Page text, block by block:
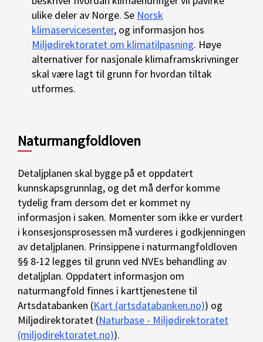
ulike deler av Norge. Se Norsk
klimaservicesenter, og informasjon hos
Miljødirektoratet om klimatilpasning. Høye
alternativer for nasjonale klimaframskrivninger
skal være lagt til grunn for hvordan tiltak
utformes.
Naturmangfoldloven
Detaljplanen skal bygge på et oppdatert
kunnskapsgrunnlag, og det må derfor komme
tydelig fram dersom det er kommet ny
informasjon i saken. Momenter som ikke er vurdert
i konsesjonsprosessen må vurderes i godkjenningen
av detaljplanen. Prinsippene i naturmangfoldloven
§§ 8-12 legges til grunn ved NVEs behandling av
detaljplan. Oppdatert informasjon om
naturmangfold finnes i karttjenestene til
Artsdatabanken (Kart (artsdatabanken.no)) og
Miljødirektoratet (Naturbase - Miljødirektoratet
(miljodirektoratet.no)).